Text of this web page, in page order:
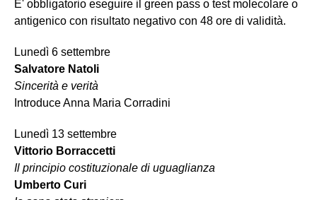
E' obbligatorio eseguire il green pass o test molecolare o
antigenico con risultato negativo con 48 ore di validità.
Lunedì 6 settembre
Salvatore Natoli
Sincerità e verità
Introduce Anna Maria Corradini
Lunedì 13 settembre
Vittorio Borraccetti
Il principio costituzionale di uguaglianza
Umberto Curi